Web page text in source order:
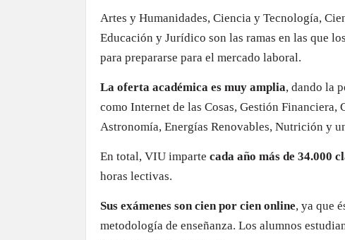
Artes y Humanidades, Ciencia y Tecnología,
Educación y Jurídico son las ramas en las que
para prepararse para el mercado laboral.
La oferta académica es muy amplia, dando la
como Internet de las Cosas, Gestión
Astronomía, Energías Renovables, Nutrición y
En total, VIU imparte cada año más de 34.000
horas lectivas.
Sus exámenes son cien por cien online, ya que
metodología de enseñanza. Los alumnos